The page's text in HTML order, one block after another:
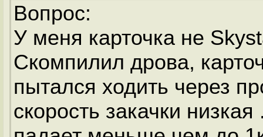
Вопрос:
У меня карточка не
Скомпилил дрова,
пытался ходить через
скорость закачки